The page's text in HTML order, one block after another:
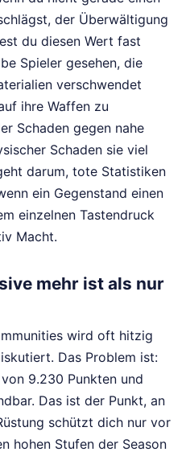
der Überwältigung
du diesen Wert fast
Spieler gesehen, die
verschwendet
ihre Waffen zu
Schaden gegen nahe
Schaden sie viel
darum, tote Statistiken
ein Gegenstand einen
einzelnen Tastendruck
Macht.
mehr ist als nur
wird oft hitzig
Das Problem ist:
9.230 Punkten und
Das ist der Punkt, an
schützt dich nur vor
hohen Stufen der Season